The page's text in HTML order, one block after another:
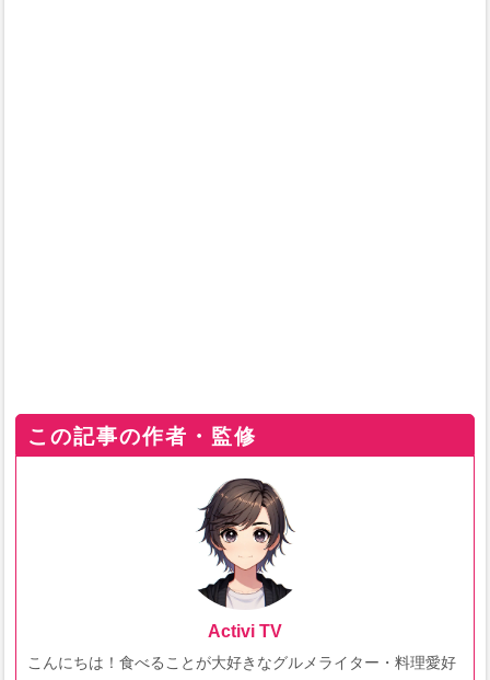
この記事の作者・監修
Activi TV
こんにちは！食べることが大好きなグルメライター・料理愛好